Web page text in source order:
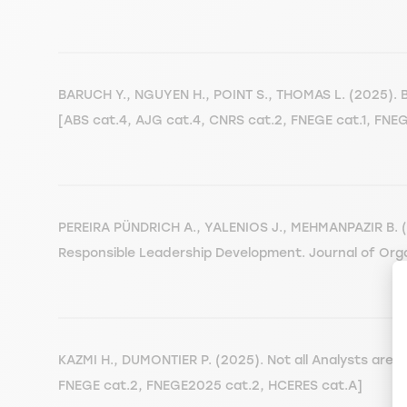
BARUCH Y., NGUYEN H., POINT S., THOMAS L.
[ABS cat.4, AJG cat.4, CNRS cat.2, FNEGE cat.1,
PEREIRA PÜNDRICH A., YALENIOS J.,
Responsible Leadership Development. Journal of
KAZMI H., DUMONTIER P. (2025). Not all Analysts
FNEGE cat.2, FNEGE2025 cat.2, HCERES cat.A]